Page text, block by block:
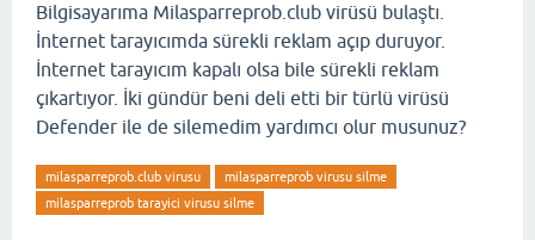
Bilgisayarıma Milasparreprob.club virüsü bulaştı.
İnternet tarayıcımda sürekli reklam açıp duruyor.
İnternet tarayıcım kapalı olsa bile sürekli reklam
çıkartıyor. İki gündür beni deli etti bir türlü virüsü
Defender ile de silemedim yardımcı olur musunuz?
milasparreprob.club virusu
milasparreprob virusu silme
milasparreprob tarayici virusu silme